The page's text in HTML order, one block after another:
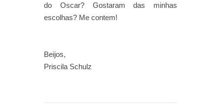
do Oscar? Gostaram das minhas
escolhas? Me contem!
Beijos,
Priscila Schulz